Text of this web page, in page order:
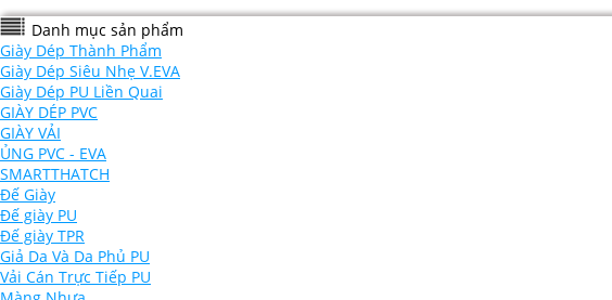
Danh mục sản phẩm
Giày Dép Thành Phẩm
Giày Dép Siêu Nhẹ V.EVA
Giày Dép PU Liền Quai
GIÀY DÉP PVC
GIÀY VẢI
ỦNG PVC - EVA
SMARTTHATCH
Đế Giày
Đế giày PU
Đế giày TPR
Giả Da Và Da Phủ PU
Vải Cán Trực Tiếp PU